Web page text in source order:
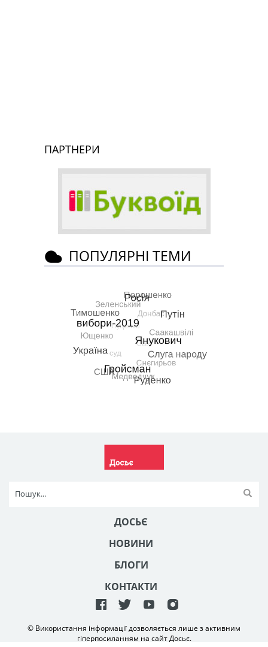
ПАРТНЕРИ
ПОПУЛЯРНІ ТЕМИ
ДОСЬЄ
НОВИНИ
БЛОГИ
КОНТАКТИ
© Використання інформації дозволяється лише з активним
гіперпосиланням на сайт Досьє.